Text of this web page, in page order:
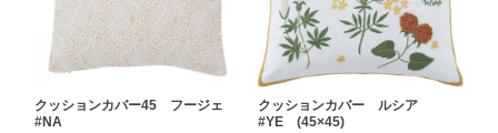
クッションカバー45 フージェ
#NA
クッションカバー ルシア
#YE (45×45)